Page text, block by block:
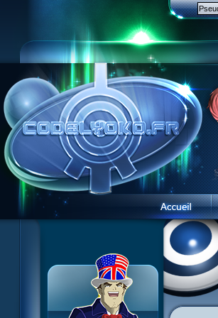
6 Cruel dilemme
7 Problème d'image
10 Créature de rêve
11 Enragés